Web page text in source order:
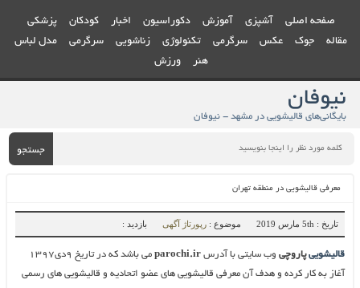
صفحه اصلی آشپزی آموزش دکوراسیون اخبار کودکان
پزشکی
مقاله
جوک عکس سرگرمی تکنولوژی زناشویی سرگرمی
مدل لباس
هنر
ورزش
نیوفان
بایگانی‌های قالیشویی در مشهد - نیوفان
جستجو
معرفی قالیشویی در منطقه تهران
تاریخ : 5th مارس 2019 موضوع : رپورتاژ آگهی بازدید :
قالیشویی پاروچیوب سایتی با آدرس parochi.ir
می باشد که در تاریخ ۹دی۱۳۹۷
آغاز به کار کرده و هدف آن معرفی قالیشویی های عضو اتحادیه و قالیشویی های رسمی